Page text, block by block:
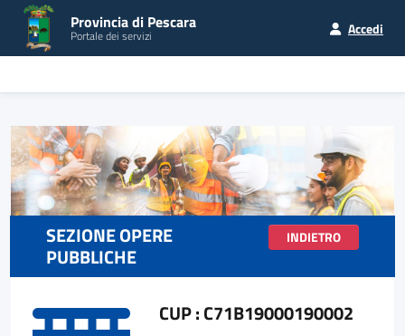
Provincia di Pescara
Portale dei servizi Accedi
SEZIONE OPERE
PUBBLICHE
INDIETRO
CUP : C71B19000190002